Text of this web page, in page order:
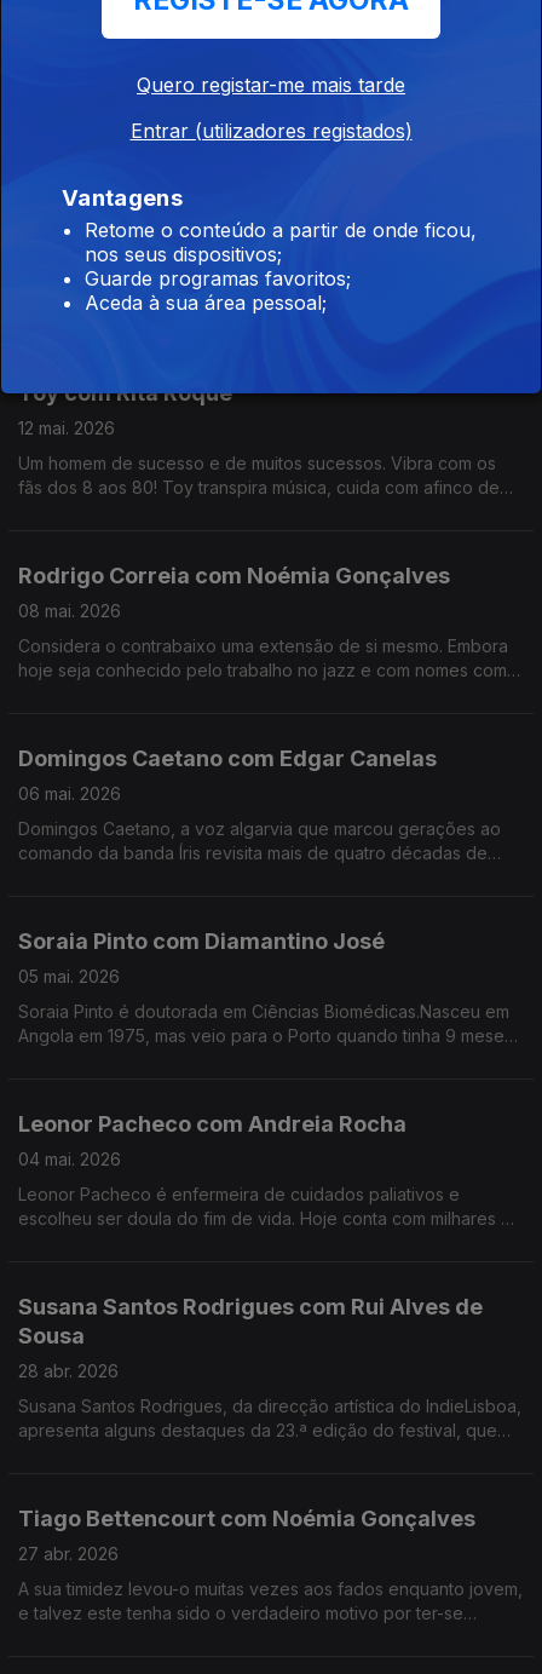
Paulo Pimenta com Diamantino José
Paulo Pimenta é fotojornalista do jornal Público há mais de 20
anos. Já recebeu vários prémios, é autor de diversos livros e
participa em exposições individuais ou de grupo. Para ele,
Bernanrdo Emídio com Noémia Gonçalves
Tem uma carreira a solo, faz parte dos Adiafa desde os 17
anos, estudou jazz, é ensaiador de grupos vocais, um deles
Toy com Rita Roque
12 mai. 2026
Um homem de sucesso e de muitos sucessos. Vibra com os
fãs dos 8 aos 80! Toy transpira música, cuida com afinco de
Rodrigo Correia com Noémia Gonçalves
08 mai. 2026
Considera o contrabaixo uma extensão de si mesmo. Embora
hoje seja conhecido pelo trabalho no jazz e com nomes como
Domingos Caetano com Edgar Canelas
06 mai. 2026
Domingos Caetano, a voz algarvia que marcou gerações ao
comando da banda Íris revisita mais de quatro décadas de
Soraia Pinto com Diamantino José
05 mai. 2026
Soraia Pinto é doutorada em Ciências Biomédicas.Nasceu em
Angola em 1975, mas veio para o Porto quando tinha 9 meses.
Leonor Pacheco com Andreia Rocha
04 mai. 2026
Leonor Pacheco é enfermeira de cuidados paliativos e
escolheu ser doula do fim de vida. Hoje conta com milhares de
Susana Santos Rodrigues com Rui Alves de
Sousa
28 abr. 2026
Susana Santos Rodrigues, da direcção artística do IndieLisboa,
apresenta alguns destaques da 23.ª edição do festival, que
Tiago Bettencourt com Noémia Gonçalves
27 abr. 2026
A sua timidez levou-o muitas vezes aos fados enquanto jovem,
e talvez este tenha sido o verdadeiro motivo por ter-se
Quero registar-me mais tarde
Entrar (utilizadores registados)
Vantagens
Retome o conteúdo a partir de onde ficou,
nos seus dispositivos;
Guarde programas favoritos;
Aceda à sua área pessoal;